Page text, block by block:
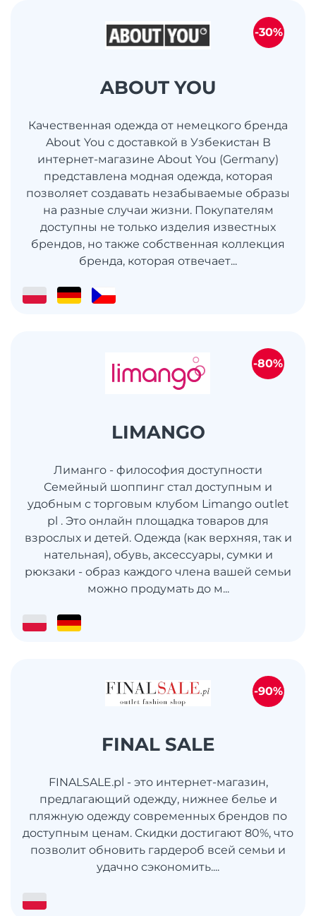
ABOUT YOU
Качественная одежда от немецкого бренда
About You с доставкой в Узбекистан В
интернет-магазине About You (Germany)
представлена модная одежда, которая
позволяет создавать незабываемые образы
на разные случаи жизни. Покупателям
доступны не только изделия известных
брендов, но также собственная коллекция
бренда, которая отвечает...
-30%
LIMANGO
Лиманго - философия доступности
Семейный шоппинг стал доступным и
удобным с торговым клубом Limango outlet
pl . Это онлайн площадка товаров для
взрослых и детей. Одежда (как верхняя, так и
нательная), обувь, аксессуары, сумки и
рюкзаки - образ каждого члена вашей семьи
можно продумать до м...
-80%
FINAL SALE
FINALSALE.pl - это интернет-магазин,
предлагающий одежду, нижнее белье и
пляжную одежду современных брендов по
доступным ценам. Скидки достигают 80%, что
позволит обновить гардероб всей семьи и
удачно сэкономить....
-90%